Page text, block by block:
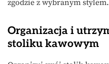
zgodzie z wybranym stylem.
Organizacja i
stoliku kawowym